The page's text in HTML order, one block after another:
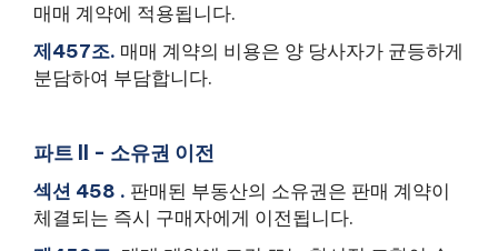
매매 계약에 적용됩니다.
제457조. 매매 계약의 비용은 양 당사자가 균등하게
분담하여 부담합니다.
파트 II - 소유권 이전
섹션 458 . 판매된 부동산의 소유권은 판매 계약이
체결되는 즉시 구매자에게 이전됩니다.